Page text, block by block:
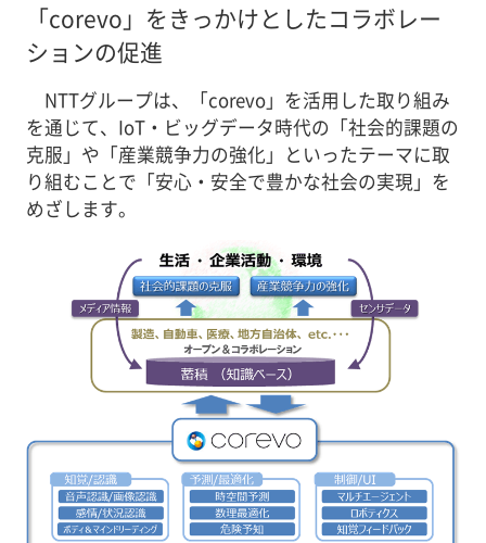
「corevo」をきっかけとしたコラボレー
ションの促進
NTTグループは、「corevo」を活用した取り組み
を通じて、IoT・ビッグデータ時代の「社会的課題の
克服」や「産業競争力の強化」といったテーマに取
り組むことで「安心・安全で豊かな社会の実現」を
めざします。